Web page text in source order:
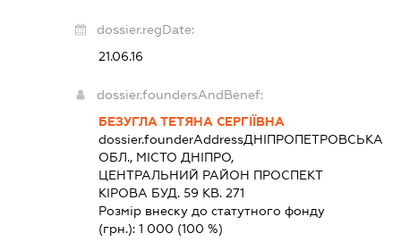
dossier.regDate:
21.06.16
dossier.foundersAndBenef:
БЕЗУГЛА ТЕТЯНА СЕРГІЇВНА
dossier.founderAddressДНІПРОПЕТРОВСЬКА
ОБЛ., МІСТО ДНІПРО,
ЦЕНТРАЛЬНИЙ РАЙОН ПРОСПЕКТ
КІРОВА БУД. 59 КВ. 271
Розмір внеску до статутного фонду
(грн.): 1 000 (100 %)